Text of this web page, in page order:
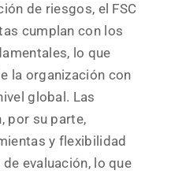
de riesgos, el FSC
cumplan con los
lo que
la organización con
global. Las
por su parte,
y flexibilidad
evaluación, lo que